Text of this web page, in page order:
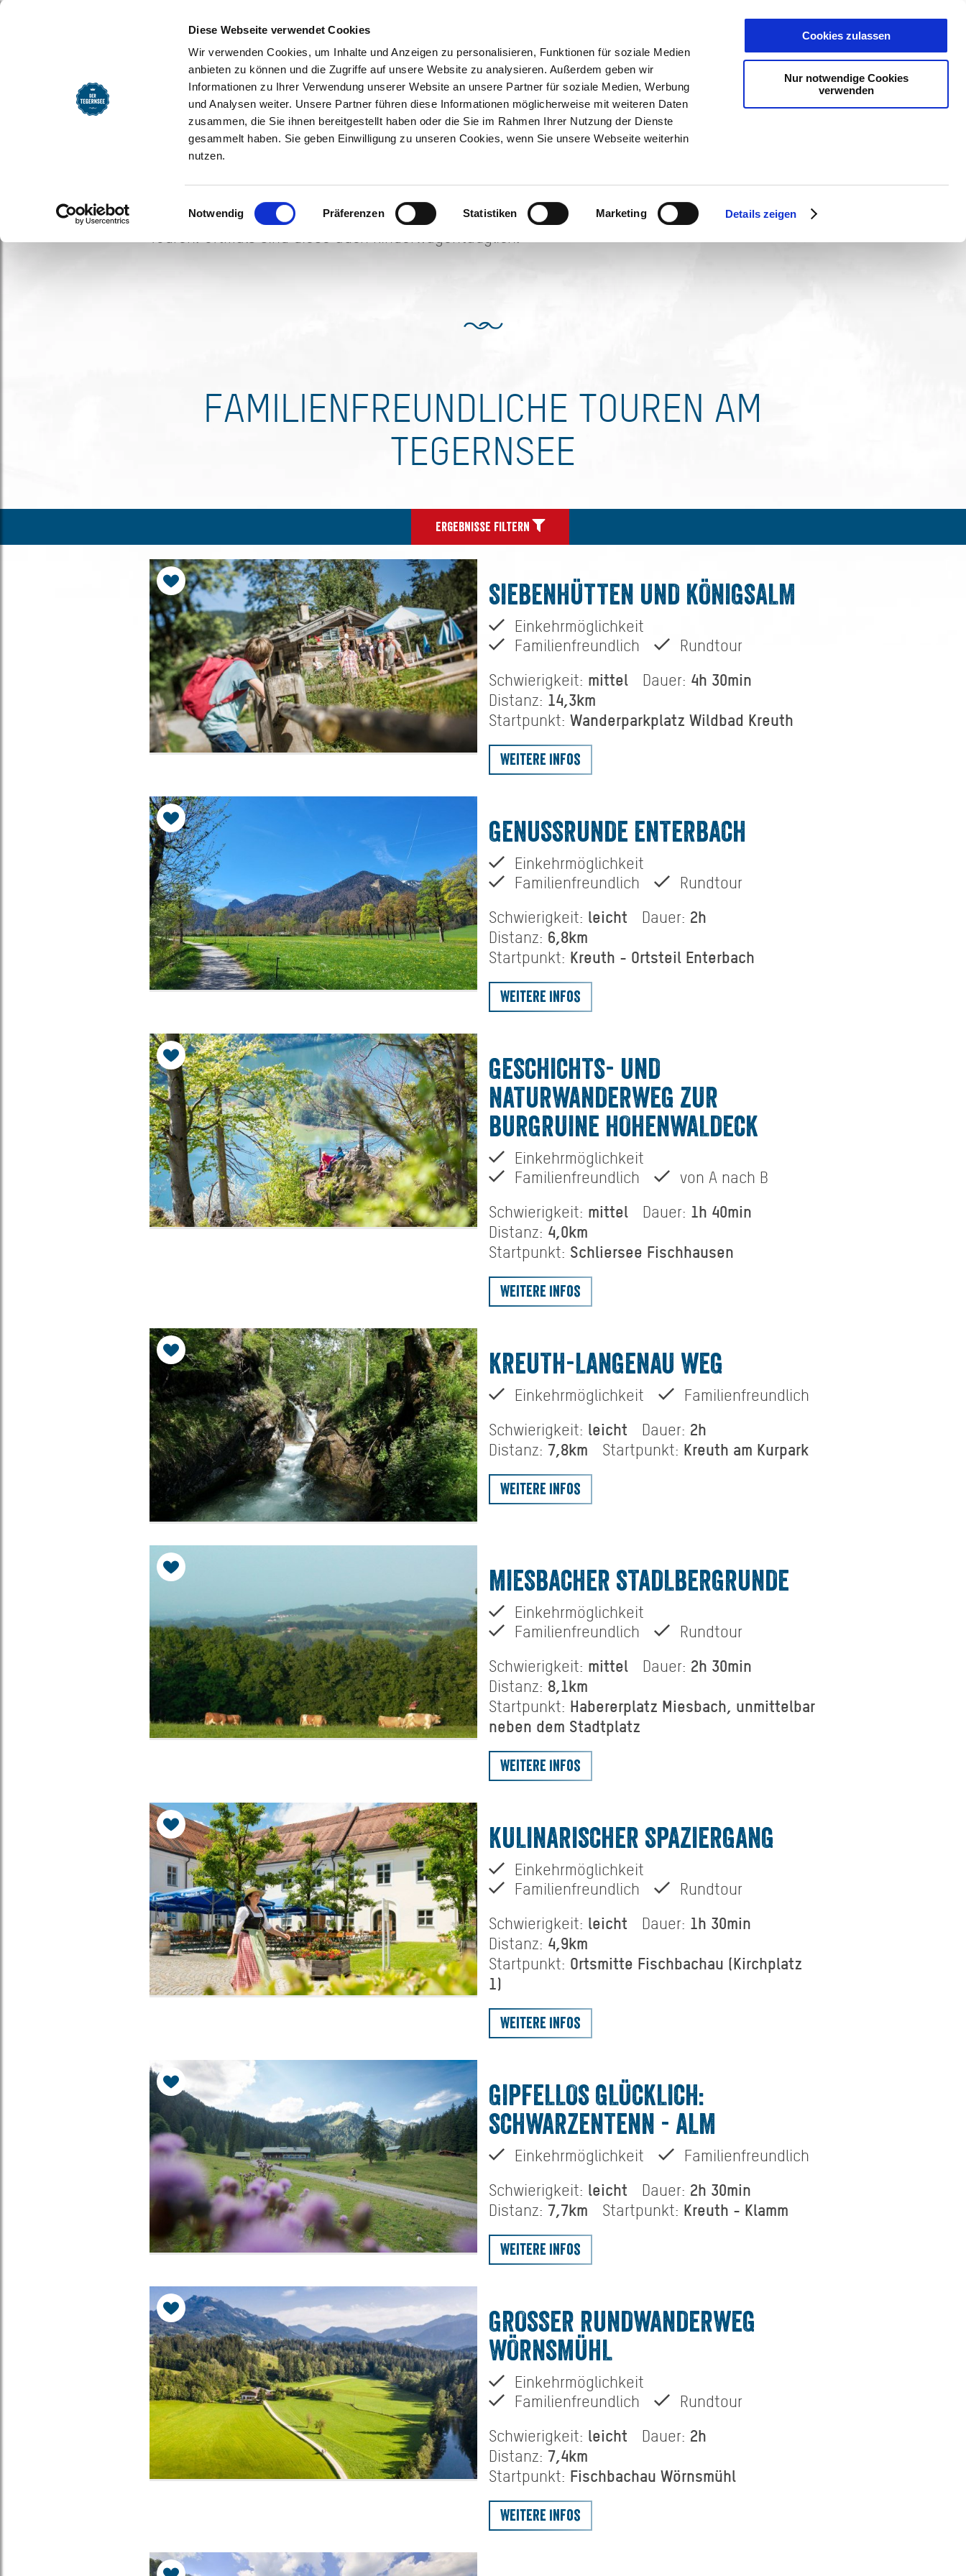
Diese Webseite verwendet Cookies
Wir verwenden Cookies, um Inhalte und Anzeigen zu personalisieren, Funktionen für soziale Medien
anbieten zu können und die Zugriffe auf unsere Website zu analysieren. Außerdem geben wir
Informationen zu Ihrer Verwendung unserer Website an unsere Partner für soziale Medien, Werbung
und Analysen weiter. Unsere Partner führen diese Informationen möglicherweise mit weiteren Daten
zusammen, die Sie ihnen bereitgestellt haben oder die Sie im Rahmen Ihrer Nutzung der Dienste
gesammelt haben. Sie geben Einwilligung zu unseren Cookies, wenn Sie unsere Webseite weiterhin
nutzen.
Einwilligungsauswahl
Notwendig Präferenzen Statistiken Marketing Details zeigen
Cookies zulassen
Nur notwendige Cookies
verwenden
Familienfreundliche Touren am
Tegernsee
Wanderungen und Touren mit Kindern sind abwechslungsreich und bieten immer einzigartige
Spaß, Abwechslung und kurze Weile für die Kids versprechen die nachfolgend aufgeführten
Touren. Oftmals sind diese auch kinderwagentauglich.
FAMILIENFREUNDLICHE TOUREN AM
TEGERNSEE
Ergebnisse filtern
SIEBENHÜTTEN UND KÖNIGSALM
Einkehrmöglichkeit
Familienfreundlich
Rundtour
Schwierigkeit: mittel Dauer: 4h 30min
Distanz: 14,3km
Startpunkt: Wanderparkplatz Wildbad Kreuth
Weitere Infos
GENUSSRUNDE ENTERBACH
Einkehrmöglichkeit
Familienfreundlich
Rundtour
Schwierigkeit: leicht Dauer: 2h
Distanz: 6,8km
Startpunkt: Kreuth - Ortsteil Enterbach
Weitere Infos
GESCHICHTS- UND
NATURWANDERWEG ZUR
BURGRUINE HOHENWALDECK
Einkehrmöglichkeit
Familienfreundlich
von A nach B
Schwierigkeit: mittel Dauer: 1h 40min
Distanz: 4,0km
Startpunkt: Schliersee Fischhausen
Weitere Infos
KREUTH-LANGENAU WEG
Einkehrmöglichkeit
Familienfreundlich
Schwierigkeit: leicht Dauer: 2h
Distanz: 7,8km Startpunkt: Kreuth am Kurpark
Weitere Infos
MIESBACHER STADLBERGRUNDE
Einkehrmöglichkeit
Familienfreundlich
Rundtour
Schwierigkeit: mittel Dauer: 2h 30min
Distanz: 8,1km
Startpunkt: Habererplatz Miesbach, unmittelbar
neben dem Stadtplatz
Weitere Infos
KULINARISCHER SPAZIERGANG
Einkehrmöglichkeit
Familienfreundlich
Rundtour
Schwierigkeit: leicht Dauer: 1h 30min
Distanz: 4,9km
Startpunkt: Ortsmitte Fischbachau (Kirchplatz
1)
Weitere Infos
GIPFELLOS GLÜCKLICH:
SCHWARZENTENN - ALM
Einkehrmöglichkeit
Familienfreundlich
Schwierigkeit: leicht Dauer: 2h 30min
Distanz: 7,7km Startpunkt: Kreuth - Klamm
Weitere Infos
GROSSER RUNDWANDERWEG W
ÖRNSMÜHL
Einkehrmöglichkeit
Familienfreundlich
Rundtour
Schwierigkeit: leicht Dauer: 2h
Distanz: 7,4km
Startpunkt: Fischbachau Wörnsmühl
Weitere Infos